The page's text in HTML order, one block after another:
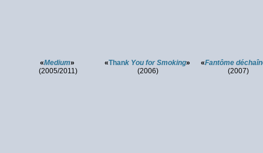
«Medium»
(2005/2011)
«Thank You for Smoking»
(2006)
«Fantôme
(2007)